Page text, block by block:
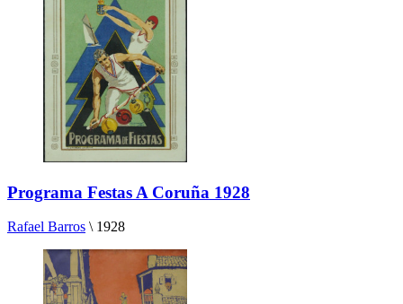
Programa Festas A Coruña 1928
Rafael Barros \ 1928